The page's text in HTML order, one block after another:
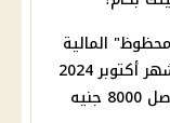
المالية
تعلن موعد صرف مرتبات شهر أكتوبر 2024